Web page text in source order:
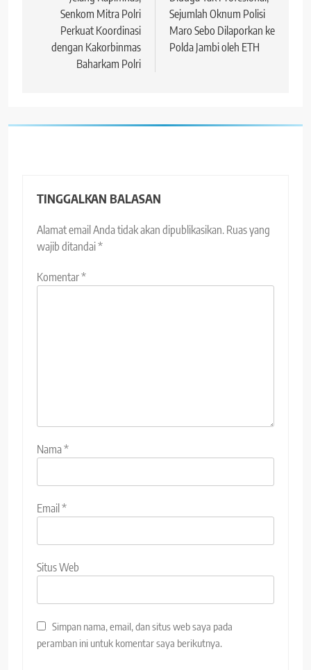
Senkom Mitra Polri
Perkuat Koordinasi
dengan Kakorbinmas
Baharkam Polri
Sejumlah Oknum Polisi
Maro Sebo Dilaporkan ke
Polda Jambi oleh ETH
TINGGALKAN BALASAN
Alamat email Anda tidak akan dipublikasikan. Ruas yang
wajib ditandai*
Komentar*
Nama*
Email *
Situs Web
Simpan nama, email, dan situs web saya pada
peramban ini untuk komentar saya berikutnya.